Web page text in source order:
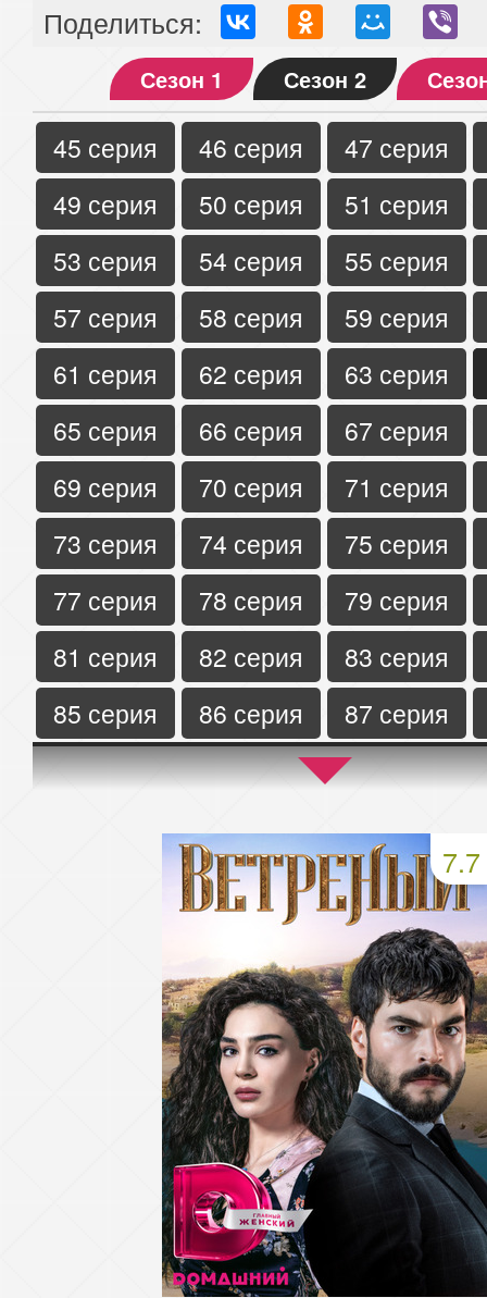
Поделиться:
Сезон 1 Сезон 2
45 серия 46 серия
47 серия
49 серия
50 серия
51 серия
53 серия
54 серия
55 серия
57 серия
58 серия
59 серия
61 серия
62 серия
63 серия
65 серия
66 серия
67 серия
69 серия
70 серия
71 серия
73 серия
74 серия
75 серия
77 серия
78 серия
79 серия
81 серия
82 серия
83 серия
85 серия
86 серия
87 серия
89 серия
90 серия
91 серия
94 серия
95 серия
98 серия 99 серия
103 серия
105 серия
106 серия 107 серия
109 серия
110 серия 111 серия
113 серия
114 серия 115 серия
117 серия
118 серия 119 серия
121 серия
122 серия 123 серия
125 серия
126 серия
7.7